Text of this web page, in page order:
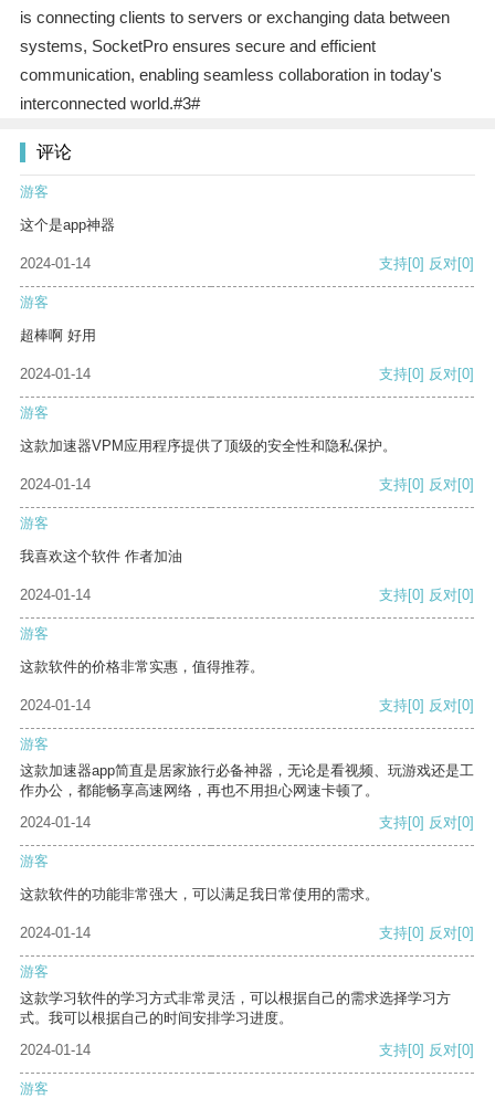
is connecting clients to servers or exchanging data between
systems, SocketPro ensures secure and efficient
communication, enabling seamless collaboration in today's
interconnected world.#3#
评论
游客
这个是app神器
2024-01-14 支持[0] 反对[0]
游客
超棒啊 好用
2024-01-14 支持[0] 反对[0]
游客
这款加速器VPM应用程序提供了顶级的安全性和隐私保护。
2024-01-14 支持[0] 反对[0]
游客
我喜欢这个软件 作者加油
2024-01-14 支持[0] 反对[0]
游客
这款软件的价格非常实惠，值得推荐。
2024-01-14 支持[0] 反对[0]
游客
这款加速器app简直是居家旅行必备神器，无论是看视频、玩游戏还是工
作办公，都能畅享高速网络，再也不用担心网速卡顿了。
2024-01-14
支持[0] 反对[0]
游客
这款软件的功能非常强大，可以满足我日常使用的需求。
2024-01-14 支持[0] 反对[0]
游客
这款学习软件的学习方式非常灵活，可以根据自己的需求选择学习方
式。我可以根据自己的时间安排学习进度。
2024-01-14
支持[0] 反对[0]
游客